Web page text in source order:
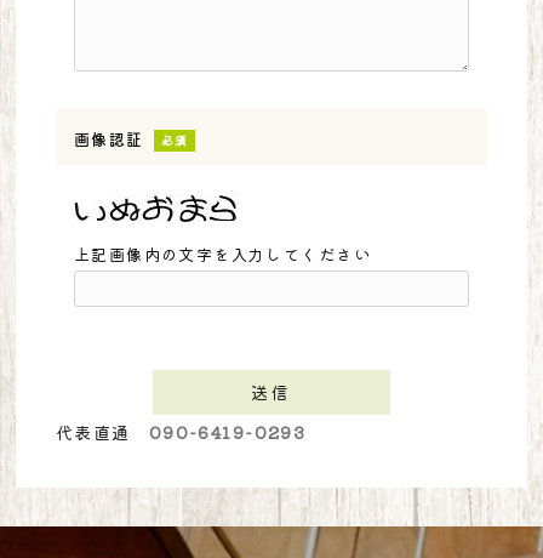
画像認証 必須
上記画像内の文字を入力してください
代表直通 090-6419-0293